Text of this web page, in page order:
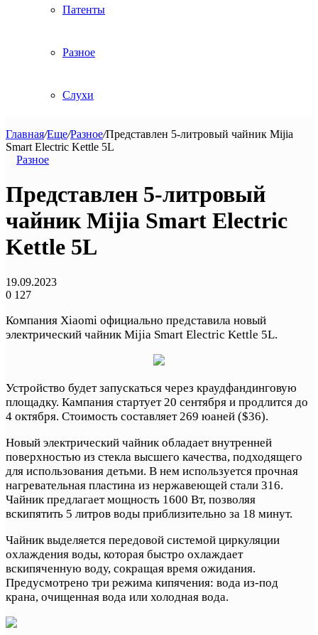
Патенты
Разное
Слухи
Главная/Еще/Разное/Представлен 5-литровый чайник Mijia
Smart Electric Kettle 5L
Разное
Представлен 5-литровый
чайник Mijia Smart Electric
Kettle 5L
19.09.2023
0 127
Компания Xiaomi официально представила новый
электрический чайник Mijia Smart Electric Kettle 5L.
Устройство будет запускаться через краудфандинговую
площадку. Кампания стартует 20 сентября и продлится до
4 октября. Стоимость составляет 269 юаней ($36).
Новый электрический чайник обладает внутренней
поверхностью из стекла высшего качества, подходящего
для использования детьми. В нем используется прочная
нагревательная пластина из нержавеющей стали 316.
Чайник предлагает мощность 1600 Вт, позволяя
вскипятить 5 литров воды приблизительно за 18 минут.
Чайник выделяется передовой системой циркуляции
охлаждения воды, которая быстро охлаждает
вскипяченную воду, сокращая время ожидания.
Предусмотрено три режима кипячения: вода из-под
крана, очищенная вода или холодная вода.